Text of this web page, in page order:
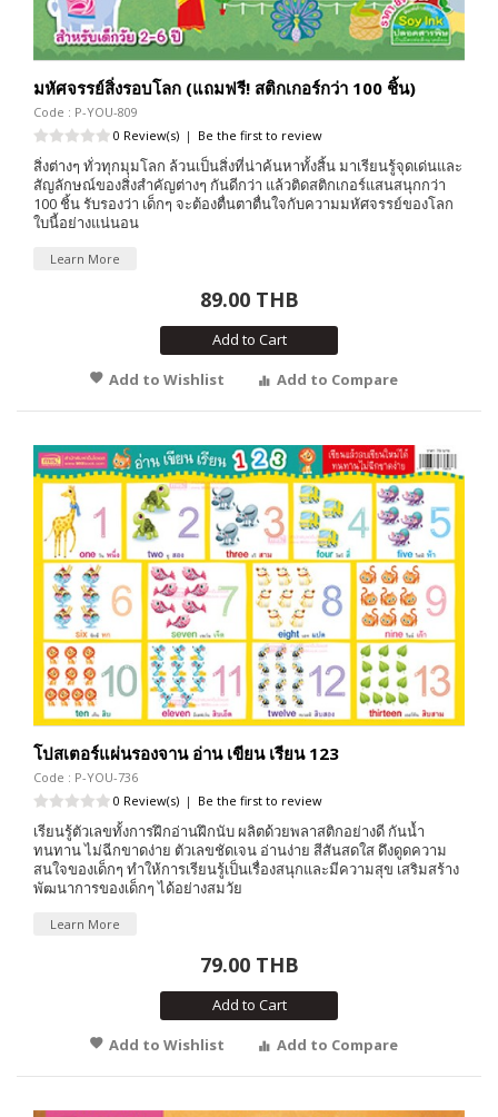
มหัศจรรย์สิ่งรอบโลก (แถมฟรี! สติกเกอร์กว่า 100 ชิ้น)
Code : P-YOU-809
0 Review(s) | Be the first to review
สิ่งต่างๆ ทั่วทุกมุมโลก ล้วนเป็นสิ่งที่น่าค้นหาทั้งสิ้น มาเรียนรู้จุดเด่นและ
สัญลักษณ์ของสิ่งสำคัญต่างๆ กันดีกว่า แล้วติดสติกเกอร์แสนสนุกกว่า
100 ชิ้น รับรองว่า เด็กๆ จะต้องตื่นตาตื่นใจกับความมหัศจรรย์ของโลก
ใบนี้อย่างแน่นอน
Learn More
89.00 THB
Add to Cart
Add to Wishlist
Add to Compare
โปสเตอร์แผ่นรองจาน อ่าน เขียน เรียน 123
Code : P-YOU-736
0 Review(s) | Be the first to review
เรียนรู้ตัวเลขทั้งการฝึกอ่านฝึกนับ ผลิตด้วยพลาสติกอย่างดี กันน้ำ
ทนทาน ไม่ฉีกขาดง่าย ตัวเลขชัดเจน อ่านง่าย สีสันสดใส ดึงดูดความ
สนใจของเด็กๆ ทำให้การเรียนรู้เป็นเรื่องสนุกและมีความสุข เสริมสร้าง
พัฒนาการของเด็กๆ ได้อย่างสมวัย
Learn More
79.00 THB
Add to Cart
Add to Wishlist
Add to Compare